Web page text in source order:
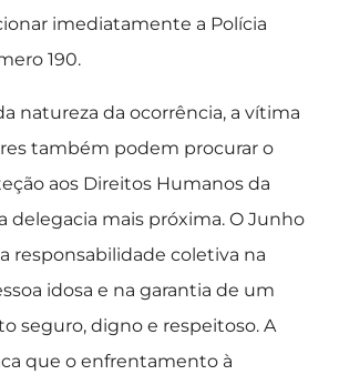
imediatamente a Polícia
190.
natureza da ocorrência, a vítima
também podem procurar o
aos Direitos Humanos da
delegacia mais próxima. O Junho
responsabilidade coletiva na
idosa e na garantia de um
seguro, digno e respeitoso. A
que o enfrentamento à